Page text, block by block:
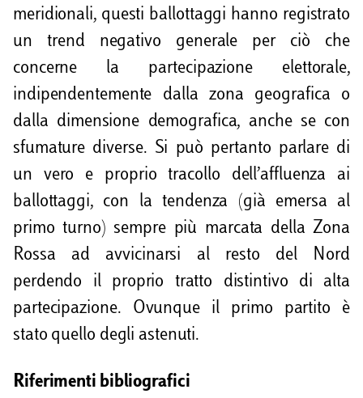
meridionali, questi ballottaggi hanno registrato
un trend negativo generale per ciò che
concerne la partecipazione elettorale,
indipendentemente dalla zona geografica o
dalla dimensione demografica, anche se con
sfumature diverse. Si può pertanto parlare di
un vero e proprio tracollo dell’affluenza ai
ballottaggi, con la tendenza (già emersa al
primo turno) sempre più marcata della Zona
Rossa ad avvicinarsi al resto del Nord
perdendo il proprio tratto distintivo di alta
partecipazione. Ovunque il primo partito è
stato quello degli astenuti.
Riferimenti bibliografici